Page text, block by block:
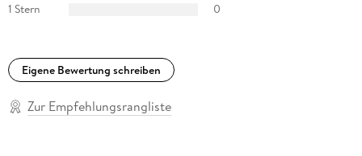
1 Stern
0
Eigene Bewertung schreiben
Zur Empfehlungsrangliste